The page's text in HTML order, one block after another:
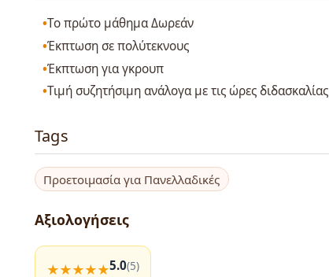
Το πρώτο μάθημα Δωρεάν
Έκπτωση σε πολύτεκνους
Έκπτωση για γκρουπ
Τιμή συζητήσιμη ανάλογα με τις ώρες διδασκαλίας
Tags
Προετοιμασία για Πανελλαδικές
Αξιολογήσεις
5.0(5)